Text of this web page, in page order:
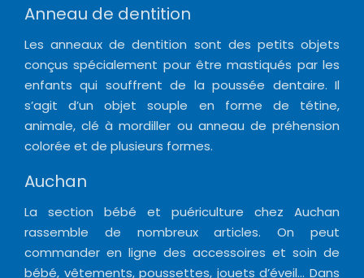
Anneau de dentition
Les anneaux de dentition sont des petits objets
conçus spécialement pour être mastiqués par les
enfants qui souffrent de la poussée dentaire. Il
s’agit d’un objet souple en forme de tétine,
animale, clé à mordiller ou anneau de préhension
colorée et de plusieurs formes.
Auchan
La section bébé et puériculture chez Auchan
rassemble de nombreux articles. On peut
commander en ligne des accessoires et soin de
bébé, vêtements, poussettes, jouets d’éveil… Dans